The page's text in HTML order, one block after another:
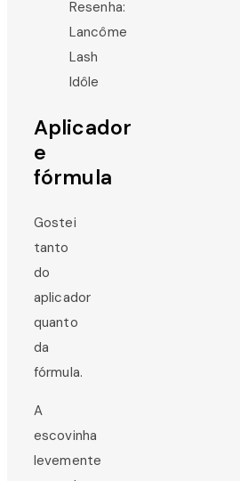
Aplicador
e
fórmula
Gostei
tanto
do
aplicador
quanto
da
fórmula.
A
escovinha
levemente